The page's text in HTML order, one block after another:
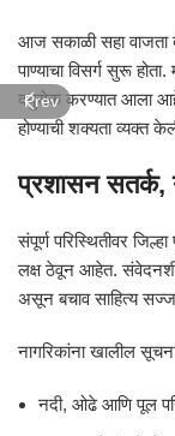
आज सकाळी सहा वाजता
पाण्याचा विसर्ग सुरू
क्युसेक करण्यात आला
होण्याची शक्यता व्यक्त
प्रशासन सतर्क,
संपूर्ण परिस्थितीवर
लक्ष ठेवून आहेत.
असून बचाव साहित्य
नागरिकांना खालील
नदी, ओढे आणि पूल
Prev